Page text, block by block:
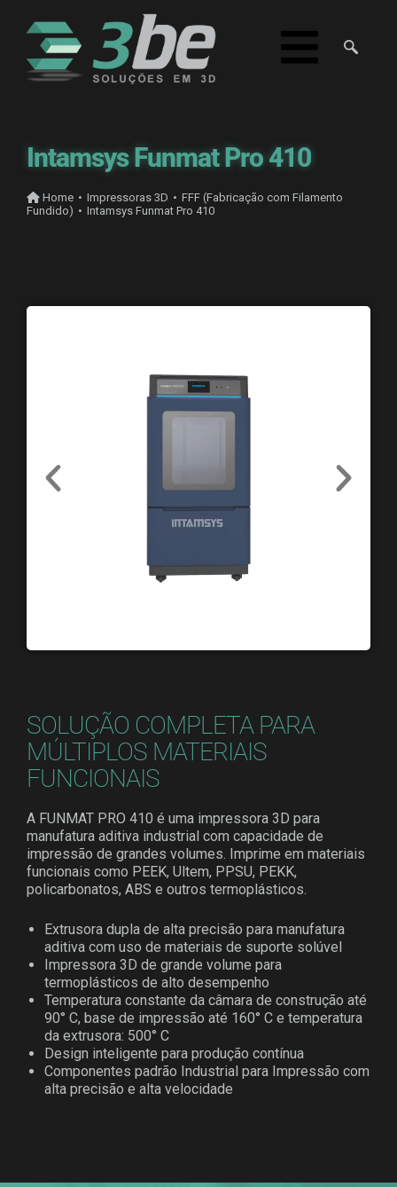
Intamsys Funmat Pro 410
Home • Impressoras 3D • FFF (Fabricação com Filamento
Fundido) • Intamsys Funmat Pro 410
SOLUÇÃO COMPLETA PARA
MÚLTIPLOS MATERIAIS
FUNCIONAIS
A FUNMAT PRO 410 é uma impressora 3D para
manufatura aditiva industrial com capacidade de
impressão de grandes volumes. Imprime em materiais
funcionais como PEEK, Ultem, PPSU, PEKK,
policarbonatos, ABS e outros termoplásticos.
Extrusora dupla de alta precisão para manufatura
aditiva com uso de materiais de suporte solúvel
Impressora 3D de grande volume para
termoplásticos de alto desempenho
Temperatura constante da câmara de construção até
90° C, base de impressão até 160° C e temperatura
da extrusora: 500° C
Design inteligente para produção contínua
Componentes padrão Industrial para Impressão com
alta precisão e alta velocidade